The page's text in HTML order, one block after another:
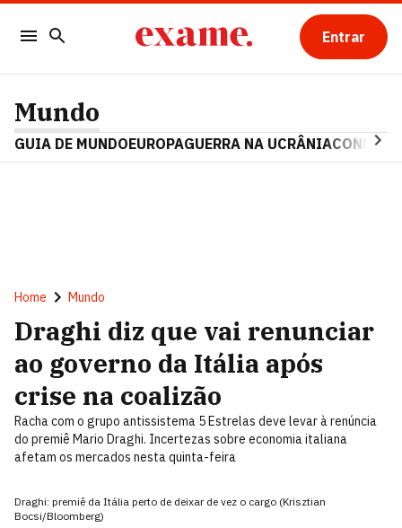
Entrar
Mundo
GUIA DE MUNDOEUROPAGUERRA NA UCRÂNIA
Home Mundo
Draghi diz que vai renunciar
ao governo da Itália após
crise na coalizão
Racha com o grupo antissistema 5 Estrelas deve levar à renúncia
do premiê Mario Draghi. Incertezas sobre economia italiana
afetam os mercados nesta quinta-feira
Draghi: premiê da Itália perto de deixar de vez o cargo (Krisztian
Bocsi/Bloomberg)